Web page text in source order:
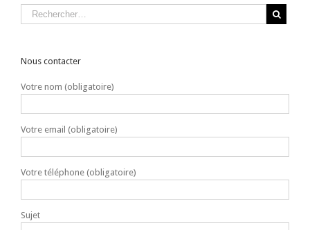
Nous contacter
Votre nom (obligatoire)
Votre email (obligatoire)
Votre téléphone (obligatoire)
Sujet